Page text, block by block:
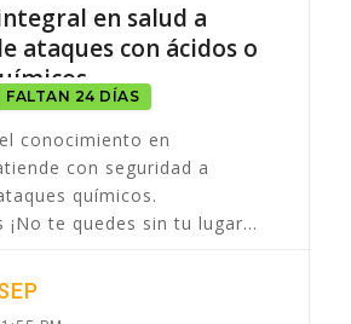
en salud a
ataques con ácidos o
FALTAN 24 DÍAS
conocimiento en
con seguridad a
químicos.
¡No te quedes sin tu lugar!
Horario